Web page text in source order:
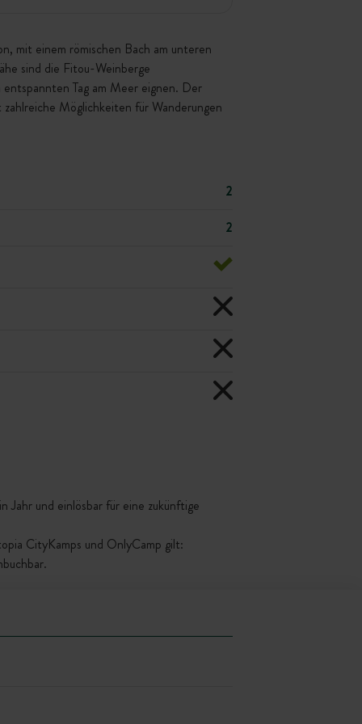
mit einem römischen Bach am unteren
sind die Fitou-Weinberge
Tag am Meer eignen. Der
Möglichkeiten für Wanderungen
2
2
Jahr und einlösbar für eine zukünftige
CityKamps und OnlyCamp gilt: